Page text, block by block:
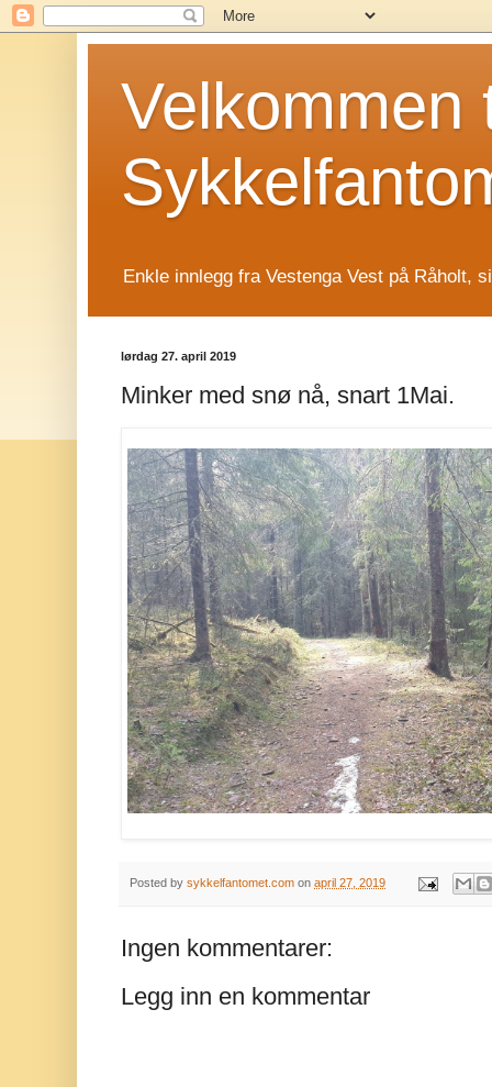
Velkommen
Enkle innlegg fra Vestenga Vest på Råholt,
lørdag 27. april 2019
Minker med snø nå, snart 1Mai.
Posted by sykkelfantomet.com on april 27, 2019
Ingen kommentarer:
Legg inn en kommentar